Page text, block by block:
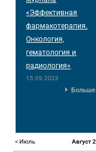
«Эффективная
фармакотерапия.
Онкология,
гематология и
радиология»
15.09.2023
Больше
< Июль Август